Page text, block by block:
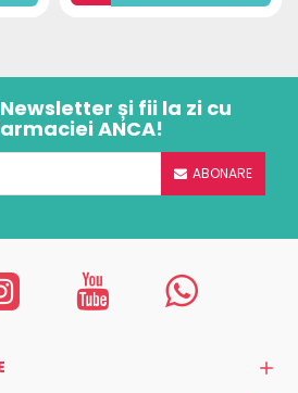
și fii la zi cu
ANCA!
ABONARE